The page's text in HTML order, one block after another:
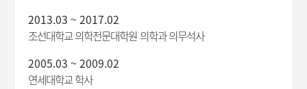
2013.03 ~ 2017.02
조선대학교 의학전문대학원 의학과 의무석사
2005.03 ~ 2009.02
연세대학교 학사